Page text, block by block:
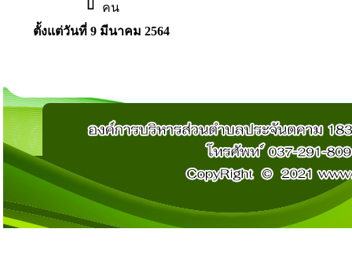
คน
ตั้งแต่วันที่ 9 มีนาคม 2564